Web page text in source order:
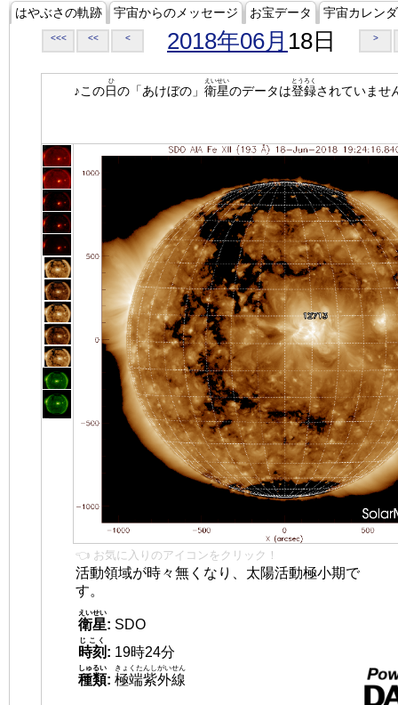
はやぶさの軌跡 宇宙からのメッセージ お宝データ 宇宙カレン
<<< << < 2018年06月 18日 >
♪この日
ひ
の「あけぼの」 衛星
えいせい
のデータは登録
とうろく
されていませ
👈 お気に入りのアイコンをクリック！
活動領域が時々無くなり、太陽活動極小期で
す。
衛星
えいせい
: SDO
時刻
じこく
: 19時24分
種類
しゅるい
: 極端紫外線
きょくたんしがいせん